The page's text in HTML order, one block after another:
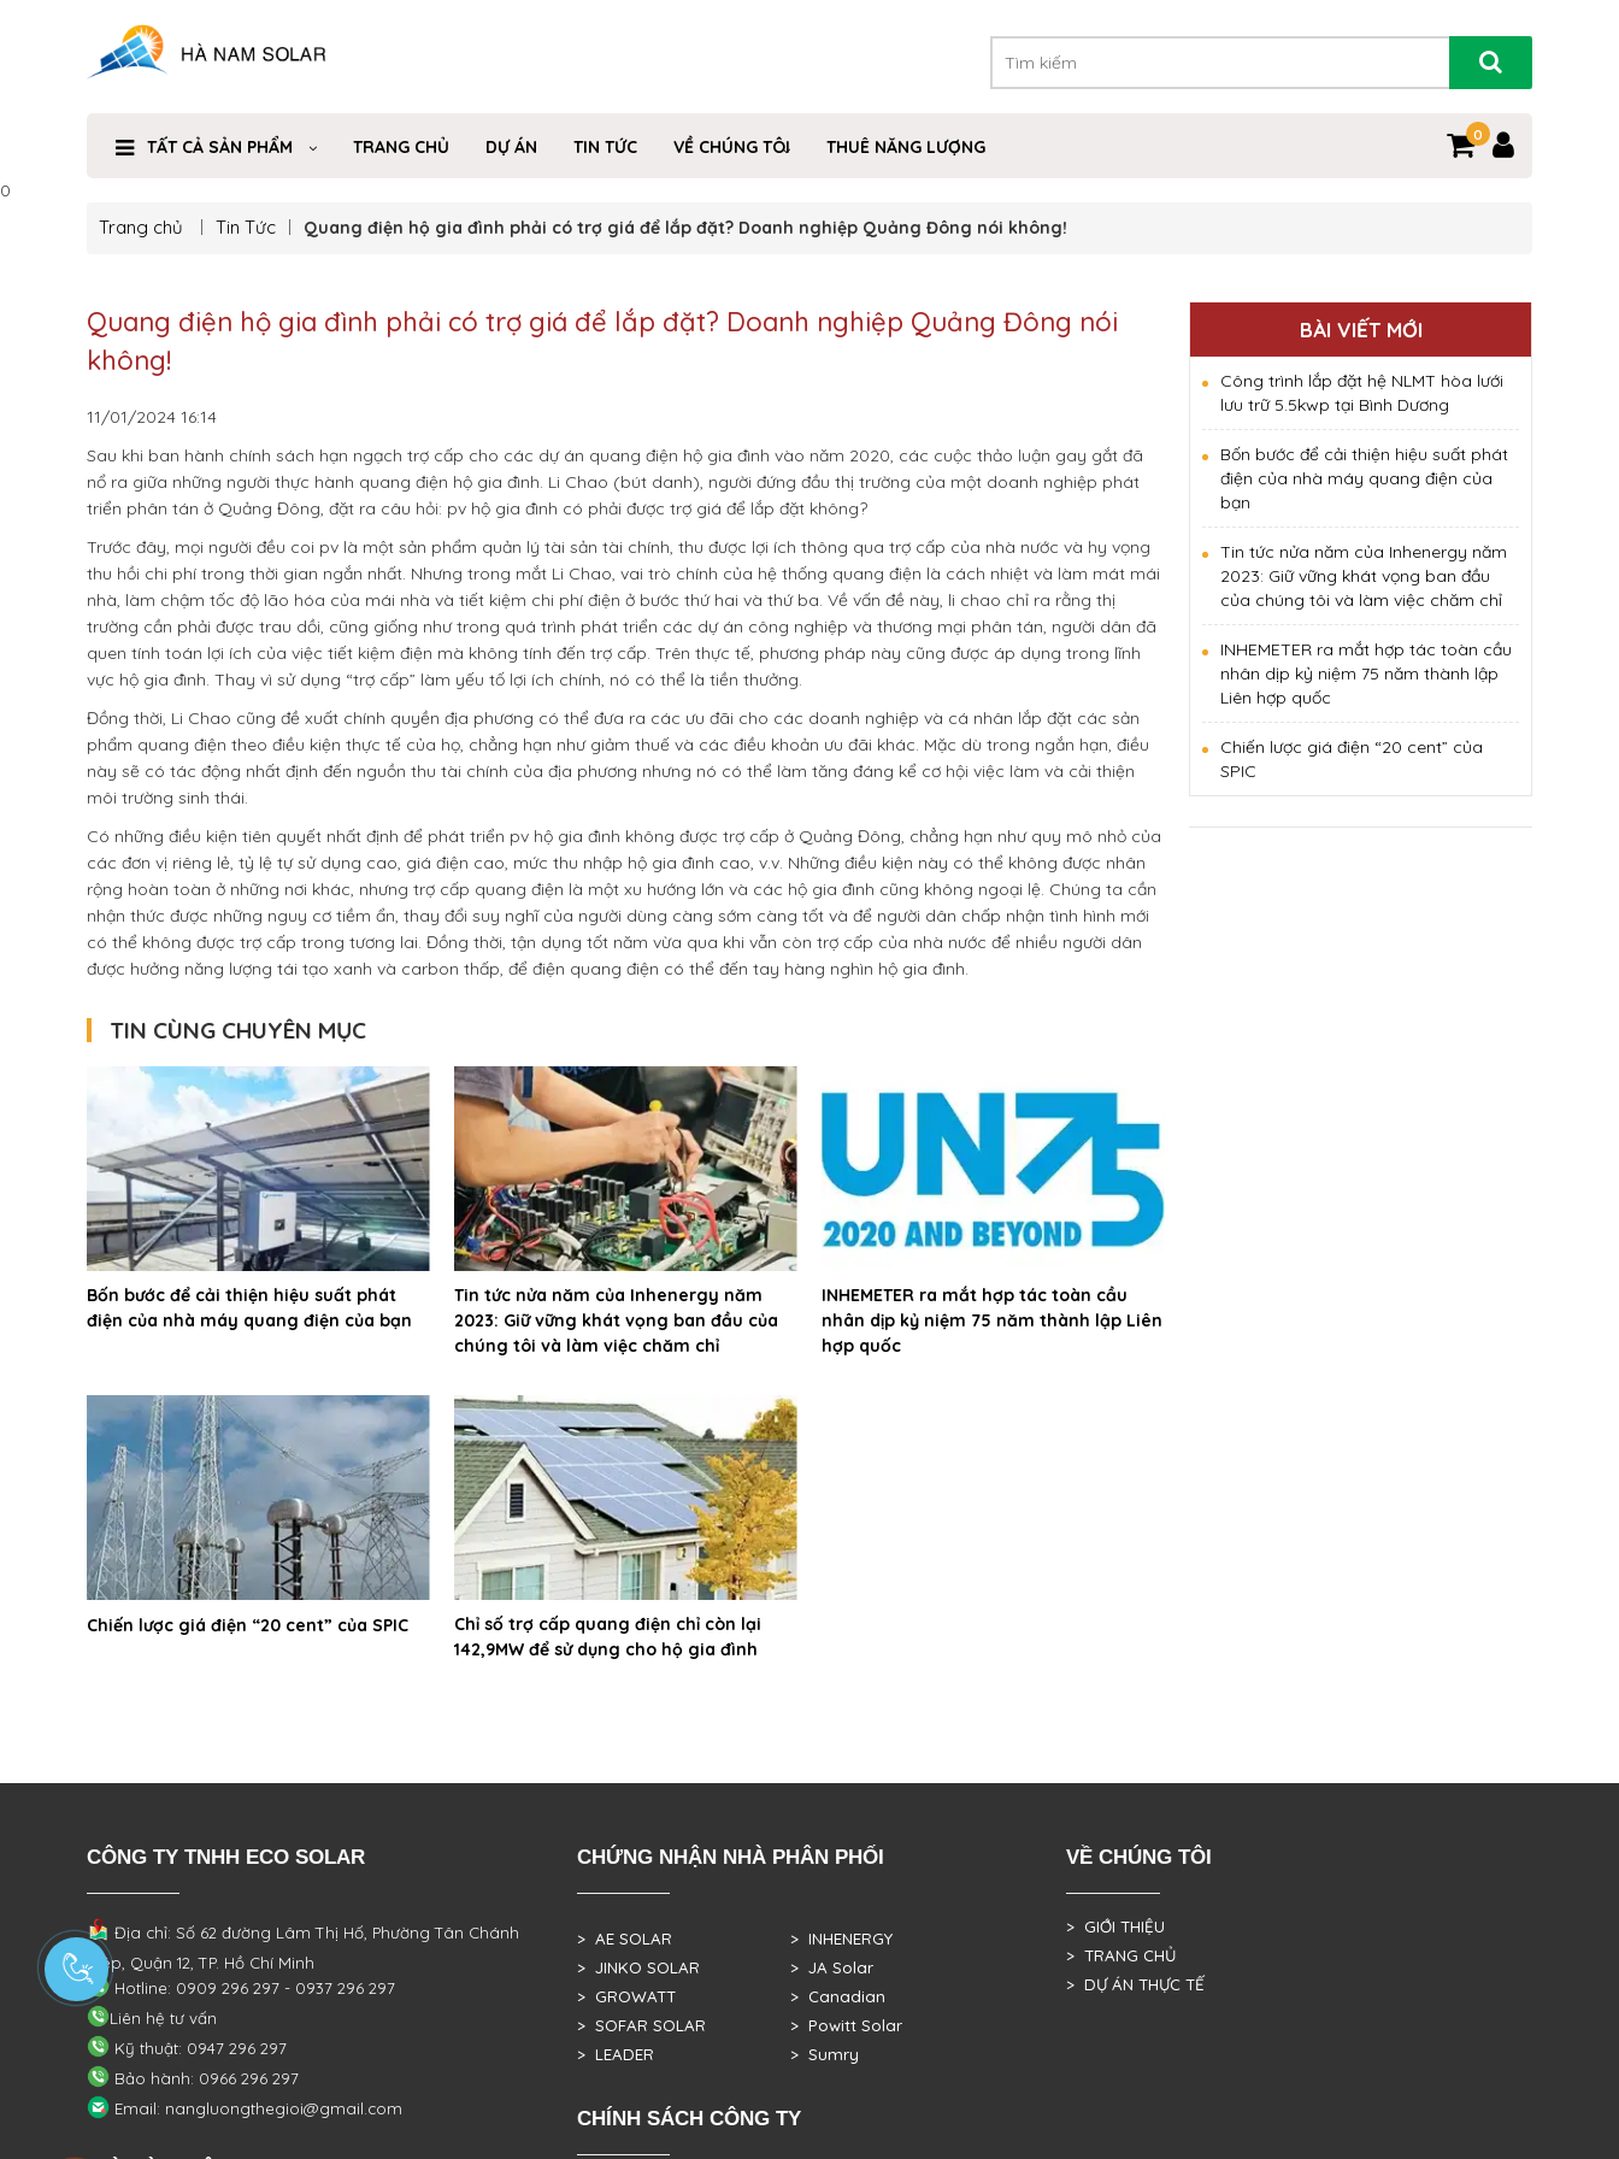
TẤT CẢ SẢN PHẨM TRANG CHỦ DỰ ÁN TIN TỨC VỀ CHÚNG TÔI THUÊ NĂNG LƯỢNG
0
0
Trang chủ Tin Tức Quang điện hộ gia đình phải có trợ giá để lắp đặt? Doanh nghiệp Quảng Đông nói không!
Quang điện hộ gia đình phải có trợ giá để lắp đặt? Doanh nghiệp Quảng Đông nói
không!
11/01/2024 16:14
Sau khi ban hành chính sách hạn ngạch trợ cấp cho các dự án quang điện hộ gia đình vào năm 2020, các cuộc thảo luận gay gắt đã
nổ ra giữa những người thực hành quang điện hộ gia đình. Li Chao (bút danh), người đứng đầu thị trường của một doanh nghiệp phát
triển phân tán ở Quảng Đông, đặt ra câu hỏi: pv hộ gia đình có phải được trợ giá để lắp đặt không?
Trước đây, mọi người đều coi pv là một sản phẩm quản lý tài sản tài chính, thu được lợi ích thông qua trợ cấp của nhà nước và hy vọng
thu hồi chi phí trong thời gian ngắn nhất. Nhưng trong mắt Li Chao, vai trò chính của hệ thống quang điện là cách nhiệt và làm mát mái
nhà, làm chậm tốc độ lão hóa của mái nhà và tiết kiệm chi phí điện ở bước thứ hai và thứ ba. Về vấn đề này, li chao chỉ ra rằng thị
trường cần phải được trau dồi, cũng giống như trong quá trình phát triển các dự án công nghiệp và thương mại phân tán, người dân đã
quen tính toán lợi ích của việc tiết kiệm điện mà không tính đến trợ cấp. Trên thực tế, phương pháp này cũng được áp dụng trong lĩnh
vực hộ gia đình. Thay vì sử dụng “trợ cấp” làm yếu tố lợi ích chính, nó có thể là tiền thưởng.
Đồng thời, Li Chao cũng đề xuất chính quyền địa phương có thể đưa ra các ưu đãi cho các doanh nghiệp và cá nhân lắp đặt các sản
phẩm quang điện theo điều kiện thực tế của họ, chẳng hạn như giảm thuế và các điều khoản ưu đãi khác. Mặc dù trong ngắn hạn, điều
này sẽ có tác động nhất định đến nguồn thu tài chính của địa phương nhưng nó có thể làm tăng đáng kể cơ hội việc làm và cải thiện
môi trường sinh thái.
Có những điều kiện tiên quyết nhất định để phát triển pv hộ gia đình không được trợ cấp ở Quảng Đông, chẳng hạn như quy mô nhỏ của
các đơn vị riêng lẻ, tỷ lệ tự sử dụng cao, giá điện cao, mức thu nhập hộ gia đình cao, v.v. Những điều kiện này có thể không được nhân
rộng hoàn toàn ở những nơi khác, nhưng trợ cấp quang điện là một xu hướng lớn và các hộ gia đình cũng không ngoại lệ. Chúng ta cần
nhận thức được những nguy cơ tiềm ẩn, thay đổi suy nghĩ của người dùng càng sớm càng tốt và để người dân chấp nhận tình hình mới
có thể không được trợ cấp trong tương lai. Đồng thời, tận dụng tốt năm vừa qua khi vẫn còn trợ cấp của nhà nước để nhiều người dân
được hưởng năng lượng tái tạo xanh và carbon thấp, để điện quang điện có thể đến tay hàng nghìn hộ gia đình.
TIN CÙNG CHUYÊN MỤC
Bốn bước để cải thiện hiệu suất phát
điện của nhà máy quang điện của bạn
Tin tức nửa năm của Inhenergy năm
2023: Giữ vững khát vọng ban đầu của
chúng tôi và làm việc chăm chỉ
INHEMETER ra mắt hợp tác toàn cầu
nhân dịp kỷ niệm 75 năm thành lập Liên
hợp quốc
Chiến lược giá điện “20 cent” của SPIC
Chỉ số trợ cấp quang điện chỉ còn lại
142,9MW để sử dụng cho hộ gia đình
BÀI VIẾT MỚI
Công trình lắp đặt hệ NLMT hòa lưới
lưu trữ 5.5kwp tại Bình Dương
Bốn bước để cải thiện hiệu suất phát
điện của nhà máy quang điện của
bạn
Tin tức nửa năm của Inhenergy năm
2023: Giữ vững khát vọng ban đầu
của chúng tôi và làm việc chăm chỉ
INHEMETER ra mắt hợp tác toàn cầu
nhân dịp kỷ niệm 75 năm thành lập
Liên hợp quốc
Chiến lược giá điện “20 cent” của
SPIC
CÔNG TY TNHH ECO SOLAR
Địa chỉ: Số 62 đường Lâm Thị Hố, PhườngTân Chánh
Hiệp, Quận 12, TP. Hồ Chí Minh
Hotline: 0909 296 297 - 0937 296 297
Liên hệ tư vấn
Kỹ thuật: 0947 296 297
Bảo hành: 0966 296 297
Email: nangluongthegioi@gmail.com
CHỨNG NHẬN NHÀ PHÂN PHỐI
> AE SOLAR
> JINKO SOLAR
> GROWATT
> SOFAR SOLAR
> LEADER
> INHENERGY
> JA Solar
> Canadian
> Powitt Solar
> Sumry
CHÍNH SÁCH CÔNG TY
VỀ CHÚNG TÔI
> GIỚI THIỆU
> TRANG CHỦ
> DỰ ÁN THỰC TẾ